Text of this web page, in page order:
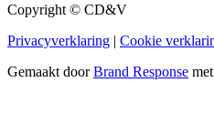
Copyright © CD&V
Privacyverklaring | Cookie
Gemaakt doorBrand Response met